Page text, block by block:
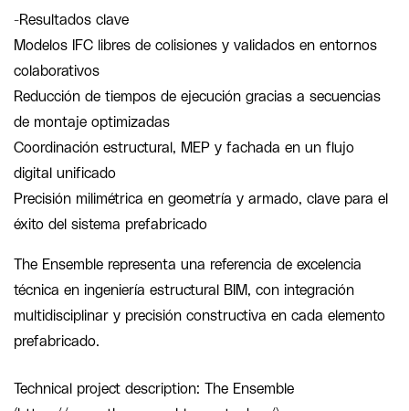
-Resultados clave
Modelos IFC libres de colisiones y validados en entornos
colaborativos
Reducción de tiempos de ejecución gracias a secuencias
de montaje optimizadas
Coordinación estructural, MEP y fachada en un flujo
digital unificado
Precisión milimétrica en geometría y armado, clave para el
éxito del sistema prefabricado
The Ensemble representa una referencia de excelencia
técnica en ingeniería estructural BIM, con integración
multidisciplinar y precisión constructiva en cada elemento
prefabricado.
Technical project description: The Ensemble